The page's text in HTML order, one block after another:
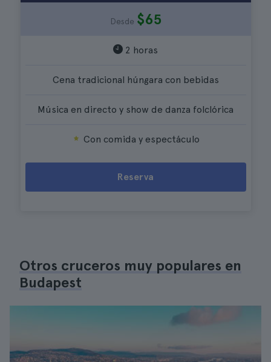
Desde $65
2 horas
Cena tradicional húngara con bebidas
Música en directo y show de danza folclórica
Con comida y espectáculo
Reserva
Otros cruceros muy populares en
Budapest